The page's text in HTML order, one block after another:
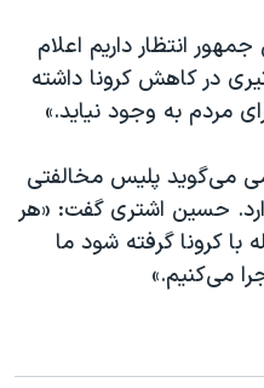
انتظار داریم اعلام
در کاهش کرونا داشته
مردم به وجود نیاید.»
می‌گوید پلیس مخالفتی
حسین اشتری گفت: «هر
کرونا گرفته شود ما
می‌کنیم.»